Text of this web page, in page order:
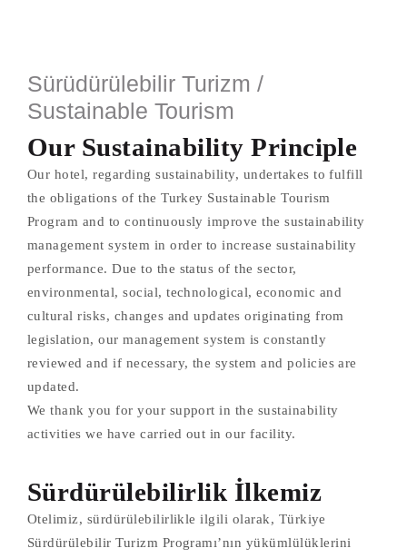
Sürüdürülebilir Turizm /
Sustainable Tourism
Our Sustainability Principle
Our hotel, regarding sustainability, undertakes to fulfill
the obligations of the Turkey Sustainable Tourism
Program and to continuously improve the sustainability
management system in order to increase sustainability
performance. Due to the status of the sector,
environmental, social, technological, economic and
cultural risks, changes and updates originating from
legislation, our management system is constantly
reviewed and if necessary, the system and policies are
updated.
We thank you for your support in the sustainability
activities we have carried out in our facility.
Sürdürülebilirlik İlkemiz
Otelimiz, sürdürülebilirlikle ilgili olarak, Türkiye
Sürdürülebilir Turizm Programı’nın yükümlülüklerini